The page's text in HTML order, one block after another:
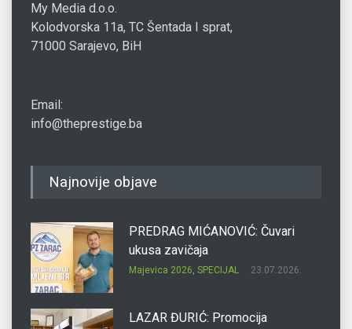
My Media d.o.o.
Kolodvorska 11a, TC Šentada I sprat,
71000 Sarajevo, BiH
Email:
info@theprestige.ba
Najnovije objave
PREDRAG MIĆANOVIĆ: Čuvari
ukusa zavičaja
Majevica 2026, SPECIJAL 23.07.2026.
LAZAR ĐURIĆ: Promocija